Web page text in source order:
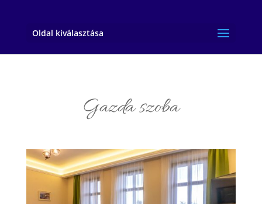
Oldal kiválasztása
Gazda szoba